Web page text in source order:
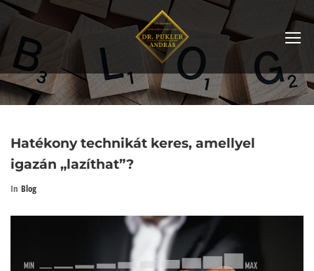
Hatékony technikát keres, amellyel
igazán „lazíthat”?
In Blog